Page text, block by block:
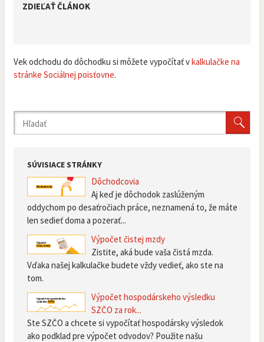
ZDIEĽAŤ ČLÁNOK
Vek odchodu do dôchodku si môžete vypočítať vkalkulačke na
stránke Sociálnej poisťovne.
SÚVISIACE STRÁNKY
Dôchodcovia
Aj keď je dôchodok zaslúženým
oddychom po desaťročiach práce, neznamená to, že máte
len sedieť doma a pozerať...
Výpočet čistej mzdy
Zistite, aká bude vaša čistá mzda.
Vďaka našej kalkulačke budete vždy vedieť, ako ste na
tom.
Výpočet hospodárskeho výsledku
SZČO za rok...
Ste SZČO a chcete si vypočítať hospodársky výsledok
ako podklad pre výpočet odvodov? Použite našu